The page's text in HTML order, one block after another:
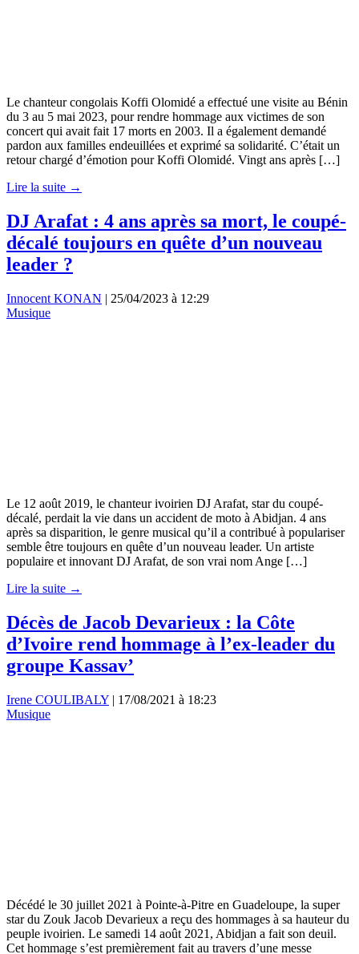
Le chanteur congolais Koffi Olomidé a effectué une visite au Bénin
du 3 au 5 mai 2023, pour rendre hommage aux victimes de son
concert qui avait fait 17 morts en 2003. Il a également demandé
pardon aux familles endeuillées et exprimé sa solidarité. C’était un
retour chargé d’émotion pour Koffi Olomidé. Vingt ans après […]
Lire la suite →
DJ Arafat : 4 ans après sa mort, le coupé-
décalé toujours en quête d’un nouveau
leader ?
Innocent KONAN | 25/04/2023 à 12:29
Musique
Le 12 août 2019, le chanteur ivoirien DJ Arafat, star du coupé-
décalé, perdait la vie dans un accident de moto à Abidjan. 4 ans
après sa disparition, le genre musical qu’il a contribué à populariser
semble être toujours en quête d’un nouveau leader. Un artiste
populaire et innovant DJ Arafat, de son vrai nom Ange […]
Lire la suite →
Décès de Jacob Devarieux : la Côte
d’Ivoire rend hommage à l’ex-leader du
groupe Kassav’
Irene COULIBALY | 17/08/2021 à 18:23
Musique
Décédé le 30 juillet 2021 à Pointe-à-Pitre en Guadeloupe, la super
star du Zouk Jacob Devarieux a reçu des hommages à sa hauteur du
peuple ivoirien. Le samedi 14 août 2021, Abidjan a fait son deuil.
Cet hommage s’est premièrement fait au travers d’une messe